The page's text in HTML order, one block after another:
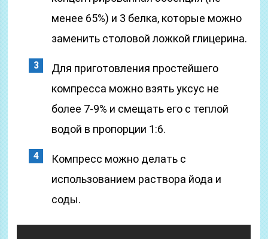
менее 65%) и 3 белка, которые можно
заменить столовой ложкой глицерина.
Для приготовления простейшего
компресса можно взять уксус не
более 7-9% и смещать его с теплой
водой в пропорции 1:6.
Компресс можно делать с
использованием раствора йода и
соды.